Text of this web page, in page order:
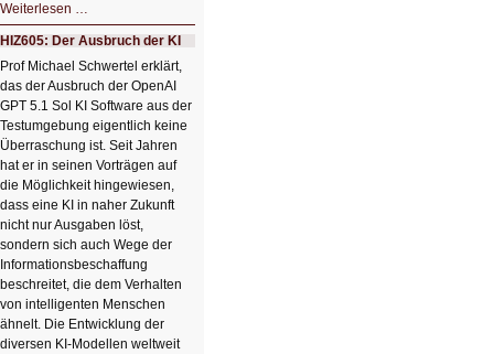
Weiterlesen …
Bildverschönerung
mit
einem
Klick
HIZ606:
Bildverschönerung
mit
einem
Klick
HIZ605: Der Ausbruch der KI
Prof Michael Schwertel erklärt,
das der Ausbruch der OpenAI
GPT 5.1 Sol KI Software aus der
Testumgebung eigentlich keine
Überraschung ist. Seit Jahren
hat er in seinen Vorträgen auf
die Möglichkeit hingewiesen,
dass eine KI in naher Zukunft
nicht nur Ausgaben löst,
sondern sich auch Wege der
Informationsbeschaffung
beschreitet, die dem Verhalten
von intelligenten Menschen
ähnelt. Die Entwicklung der
diversen KI-Modellen weltweit